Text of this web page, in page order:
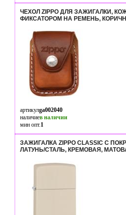
ЧЕХОЛ ZIPPO ДЛЯ ЗАЖИГАЛКИ,
ФИКСАТОРОМ НА РЕМЕНЬ,
артикулga002040
наличиев наличии
мин опт.1
ЗАЖИГАЛКА ZIPPO CLASSIC С
ЛАТУНЬ/СТАЛЬ, КРЕМОВАЯ,